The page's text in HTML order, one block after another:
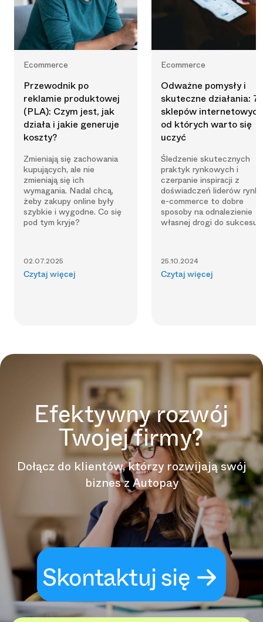
Ecommerce
Przewodnik po
reklamie produktowej
(PLA): Czym jest, jak
działa i jakie generuje
koszty?
Zmieniają się zachowania
kupujących, ale nie
zmieniają się ich
wymagania. Nadal chcą,
żeby zakupy online były
szybkie i wygodne. Co się
pod tym kryje?
02.07.2025
Czytaj więcej
Ecommerce
Odważne pomysły i
skuteczne działania: 7
sklepów
od których warto się
uczyć
Śledzenie skutecznych
praktyk rynkowych i
czerpanie inspiracji z
doświadczeń liderów
e-commerce to dobre
sposoby na odnalezienie
własnej drogi do sukcesu.
25.10.2024
Czytaj więcej
Efektywny rozwój
Twojej firmy?
Dołącz do klientów, którzy rozwijają swój
biznes z Autopay
Skontaktuj się